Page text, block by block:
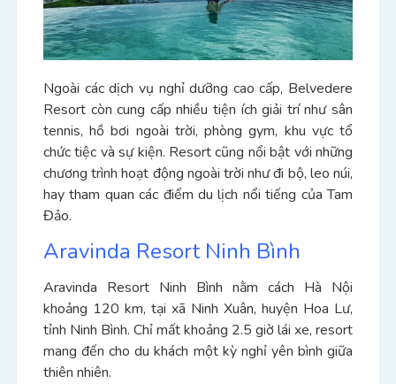
Ngoài các dịch vụ nghỉ dưỡng cao cấp, Belvedere
Resort còn cung cấp nhiều tiện ích giải trí như sân
tennis, hồ bơi ngoài trời, phòng gym, khu vực tổ
chức tiệc và sự kiện. Resort cũng nổi bật với những
chương trình hoạt động ngoài trời như đi bộ, leo núi,
hay tham quan các điểm du lịch nổi tiếng của Tam
Đảo.
Aravinda Resort Ninh Bình
Aravinda Resort Ninh Bình nằm cách Hà Nội
khoảng 120 km, tại xã Ninh Xuân, huyện Hoa Lư,
tỉnh Ninh Bình. Chỉ mất khoảng 2.5 giờ lái xe, resort
mang đến cho du khách một kỳ nghỉ yên bình giữa
thiên nhiên.